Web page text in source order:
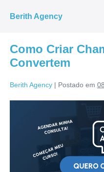
Berith Agency
Como Criar
Convertem
Berith Agency | Postado em